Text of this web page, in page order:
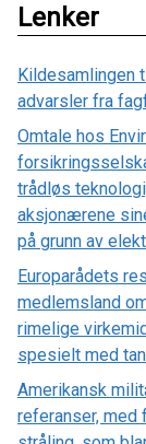
Lenker
Kildesamlingen
advarsler fra
Omtale hos
trådløs
aksjonærene
på grunn av
Europarådets
medlemsland
rimelige
spesielt med
Amerikansk
referanser,